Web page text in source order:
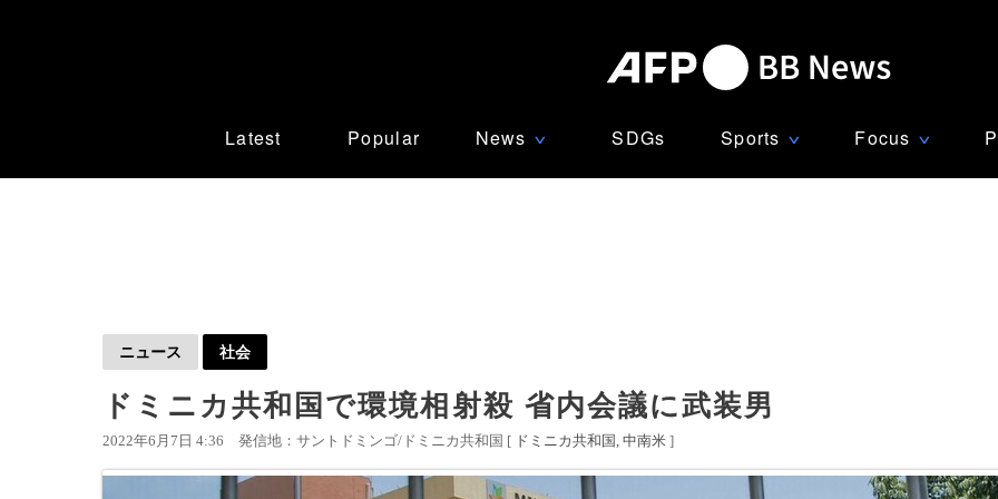
Latest Popular News ∨ SDGs Sports ∨ Focus ∨
ニュース 社会
ドミニカ共和国で環境相射殺 省内会議に武装男
2022年6月7日 4:36 発信地：サントドミンゴ/ドミニカ共和国 [ ドミニカ共和国 中南米 ]